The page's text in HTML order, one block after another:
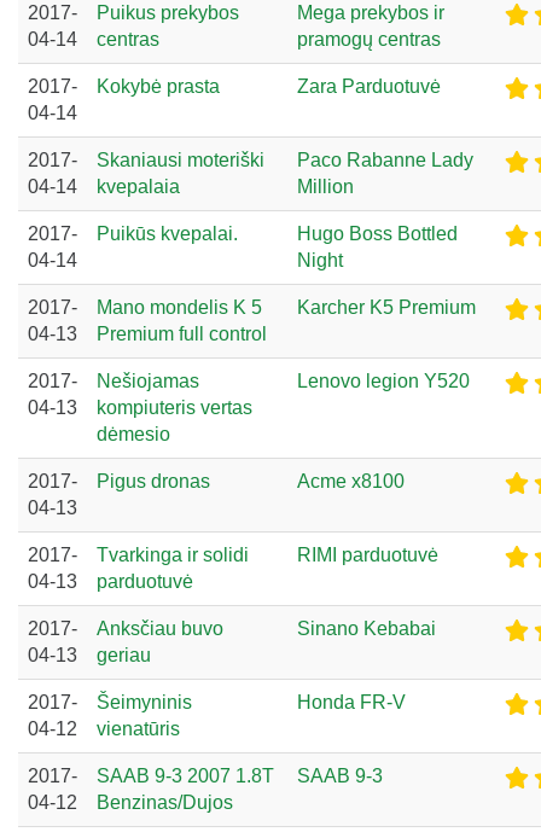
2017-
04-14
Puikus prekybos
centras
Mega prekybos ir
pramogų centras
2017-
04-14
Kokybė prasta Zara Parduotuvė
2017-
04-14
Skaniausi moteriški
kvepalaia
Paco Rabanne Lady
Million
2017-
04-14
Puikūs kvepalai.
Hugo Boss Bottled
Night
2017-
04-13
Mano mondelis K 5
Premium full control
Karcher K5 Premium
2017-
04-13
Nešiojamas
kompiuteris vertas
dėmesio
Lenovo legion Y520
2017-
04-13
Pigus dronas Acme x8100
2017-
04-13
Tvarkinga ir solidi
parduotuvė
RIMI parduotuvė
2017-
04-13
Anksčiau buvo
geriau
Sinano Kebabai
2017-
04-12
Šeimyninis
vienatūris
Honda FR-V
2017-
04-12
SAAB 9-3 2007 1.8T
Benzinas/Dujos
SAAB 9-3